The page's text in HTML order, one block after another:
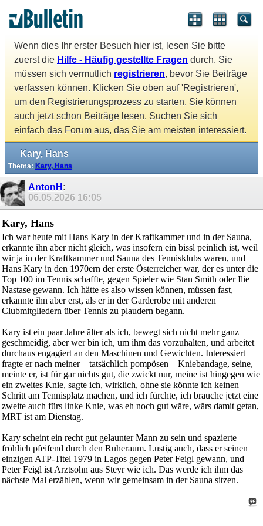
Wenn dies Ihr erster Besuch hier ist, lesen Sie bitte
zuerst die Hilfe - Häufig gestellte Fragen durch. Sie
müssen sich vermutlich registrieren, bevor Sie Beiträge
verfassen können. Klicken Sie oben auf 'Registrieren',
um den Registrierungsprozess zu starten. Sie können
auch jetzt schon Beiträge lesen. Suchen Sie sich
einfach das Forum aus, das Sie am meisten interessiert.
Kary, Hans
Thema: Kary, Hans
AntonH :
06.05.2026 16:05
Kary, Hans
Ich war heute mit Hans Kary in der Kraftkammer und in der Sauna,
erkannte ihn aber nicht gleich, was insofern ein bissl peinlich ist, weil
wir ja in der Kraftkammer und Sauna des Tennisklubs waren, und
Hans Kary in den 1970ern der erste Österreicher war, der es unter die
Top 100 im Tennis schaffte, gegen Spieler wie Stan Smith oder Ilie
Nastase gewann. Ich hätte es also wissen können, müssen fast,
erkannte ihn aber erst, als er in der Garderobe mit anderen
Clubmitgliedern über Tennis zu plaudern begann.
Kary ist ein paar Jahre älter als ich, bewegt sich nicht mehr ganz
geschmeidig, aber wer bin ich, um ihm das vorzuhalten, und arbeitet
durchaus engagiert an den Maschinen und Gewichten. Interessiert
fragte er nach meiner – tatsächlich pompösen – Kniebandage, seine,
meinte er, ist für gar nichts gut, die zwickt nur, meine ist hingegen wie
ein zweites Knie, sagte ich, wirklich, ohne sie könnte ich keinen
Schritt am Tennisplatz machen, und ich fürchte, ich brauche jetzt eine
zweite auch fürs linke Knie, was eh noch gut wäre, wärs damit getan,
MRT ist am Dienstag.
Kary scheint ein recht gut gelaunter Mann zu sein und spazierte
fröhlich pfeifend durch den Ruheraum. Lustig auch, dass er seinen
einzigen ATP-Titel 1979 in Lagos gegen Peter Feigl gewann, und
Peter Feigl ist Arztsohn aus Steyr wie ich. Das werde ich ihm das
nächste Mal erzählen, wenn wir gemeinsam in der Sauna sitzen.